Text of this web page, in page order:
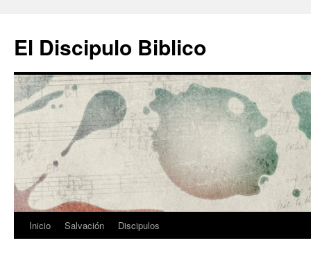
contenido
El Discipulo Biblico
Inicio Salvación Discipulos